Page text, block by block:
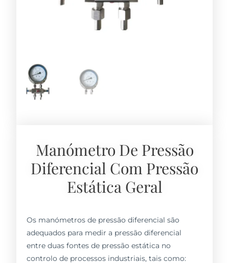
Manómetro De Pressão
Diferencial Com Pressão
Estática Geral
Os manómetros de pressão diferencial são
adequados para medir a pressão diferencial
entre duas fontes de pressão estática no
controlo de processos industriais, tais como: